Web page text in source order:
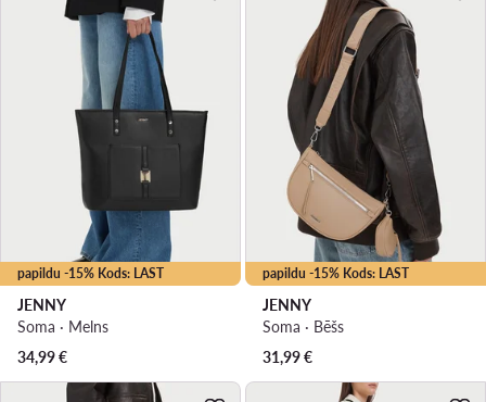
papildu -15% Kods: LAST
JENNY
Soma · Melns
34,99€
papildu -15% Kods: LAST
JENNY
Soma · Bēšs
31,99€